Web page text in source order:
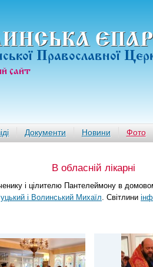
Православної
сайт
Документи Новини Фото
В обласній лікарні
і цілителю Пантелеймону в
і Волинський Михаїл. Світлини